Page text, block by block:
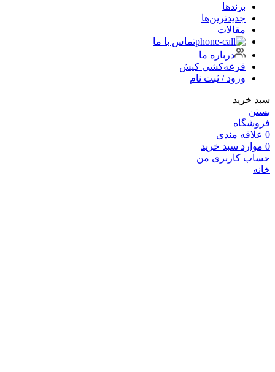
برندها
جدیدترین‌ها
مقالات
تماس با ما
درباره ما
قرعه‌کشی کیش
ورود / ثبت نام
سبد خرید
بستن
فروشگاه
0 علاقه مندی
0 موارد سبد خرید
حساب کاربری من
خانه